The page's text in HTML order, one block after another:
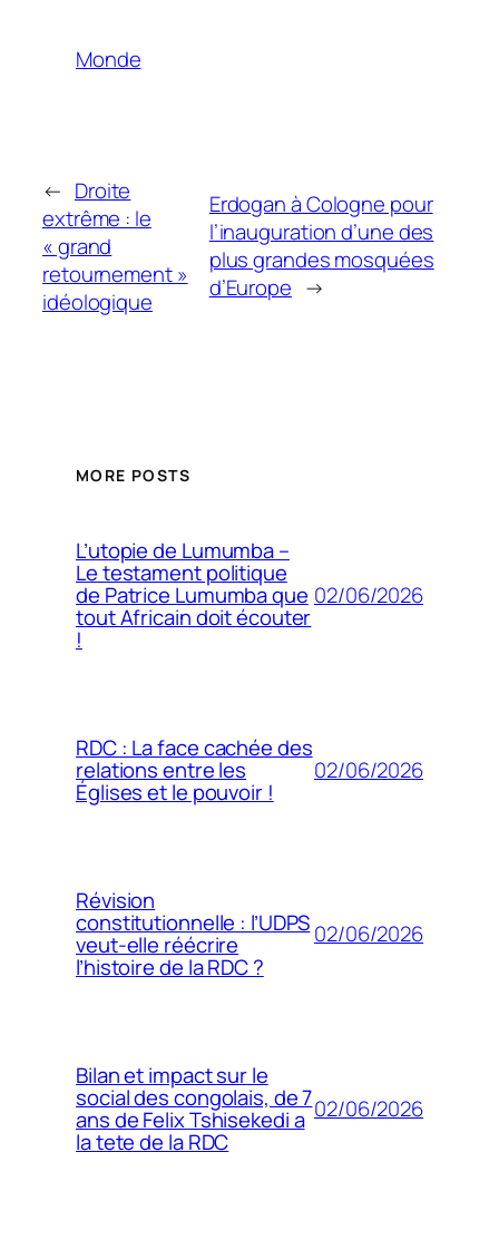
Monde
← Droite
extrême : le
« grand
retournement »
idéologique
Erdogan à Cologne pour
l’inauguration d’une des
plus grandes mosquées
d’Europe →
MORE POSTS
L’utopie de Lumumba –
Le testament politique
de Patrice Lumumba que
tout Africain doit écouter
!
02/06/2026
RDC : La face cachée des
relations entre les
Églises et le pouvoir !
02/06/2026
Révision
constitutionnelle : l’UDPS
veut-elle réécrire
l’histoire de la RDC ?
02/06/2026
Bilan et impact sur le
social des congolais, de 7
ans de Felix Tshisekedi a
la tete de la RDC
02/06/2026